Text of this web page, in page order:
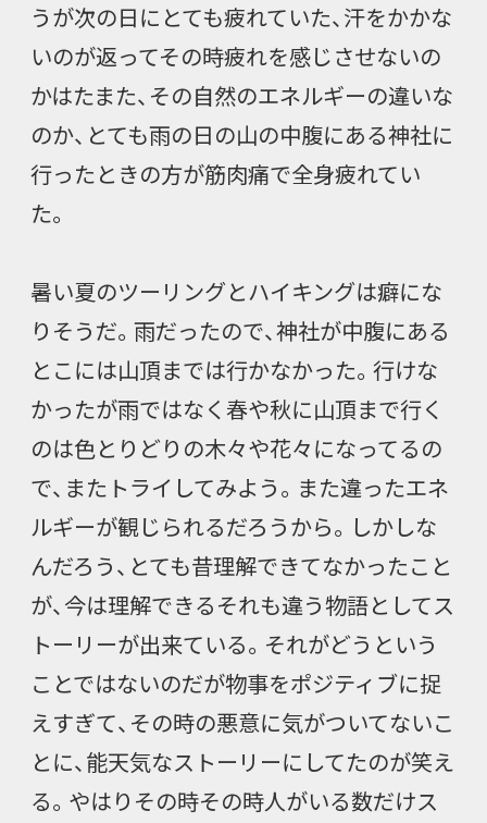
うが次の日にとても疲れていた、汗をかかな
いのが返ってその時疲れを感じさせないの
かはたまた、その自然のエネルギーの違いな
のか、とても雨の日の山の中腹にある神社に
行ったときの方が筋肉痛で全身疲れてい
た。
暑い夏のツーリングとハイキングは癖にな
りそうだ。雨だったので、神社が中腹にある
とこには山頂までは行かなかった。行けな
かったが雨ではなく春や秋に山頂まで行く
のは色とりどりの木々や花々になってるの
で、またトライしてみよう。また違ったエネ
ルギーが観じられるだろうから。しかしな
んだろう、とても昔理解できてなかったこと
が、今は理解できるそれも違う物語としてス
トーリーが出来ている。それがどうという
ことではないのだが物事をポジティブに捉
えすぎて、その時の悪意に気がついてないこ
とに、能天気なストーリーにしてたのが笑え
る。やはりその時その時人がいる数だけス